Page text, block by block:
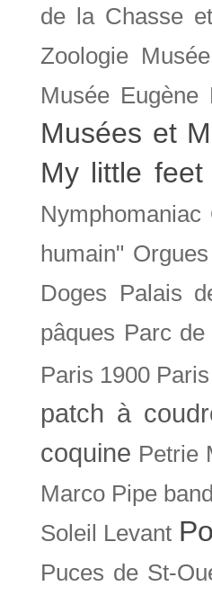
de la Chasse
Zoologie
Musée Eugène
Musées et
My little feet
Nymphomaniac
humain"
Doges
Palais
pâques Parc de
Paris 1900
patch à
coquine Petrie
Marco Pipe band
Soleil Levant
Puces de St-